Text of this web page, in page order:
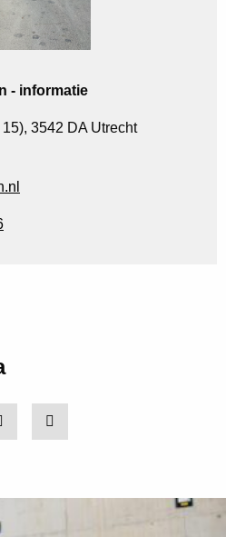
- informatie
3542 DA Utrecht
X via e-mail
Share via WhatsApp